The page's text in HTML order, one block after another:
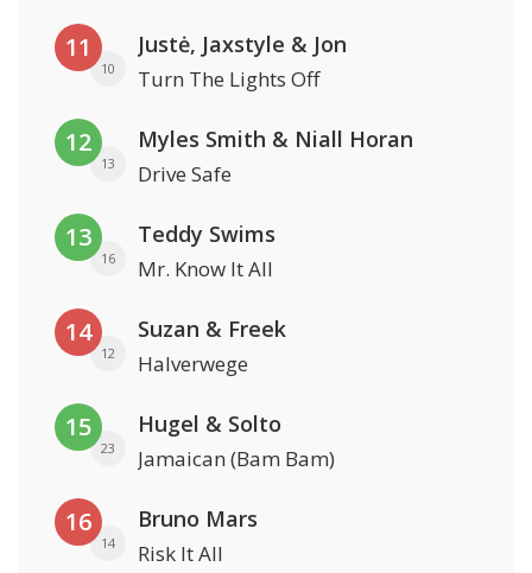
11
10
Justė, Jaxstyle & Jon
Turn The Lights Off
12
13
Myles Smith & Niall Horan
Drive Safe
13
16
Teddy Swims
Mr. Know It All
14
12
Suzan & Freek
Halverwege
15
23
Hugel & Solto
Jamaican (Bam Bam)
16
14
Bruno Mars
Risk It All